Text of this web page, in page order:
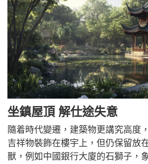
坐鎮屋頂 解仕途失意
隨着時代變遷，建築物更講究高度
吉祥物裝飾在樓宇上，但仍保留放
獸，例如中國銀行大廈的石獅子，